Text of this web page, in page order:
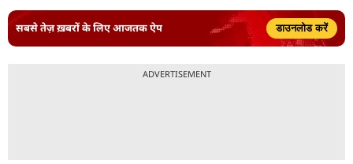
सबसे तेज़ ख़बरों के लिए आजतक ऐप डाउनलोड करें
ADVERTISEMENT